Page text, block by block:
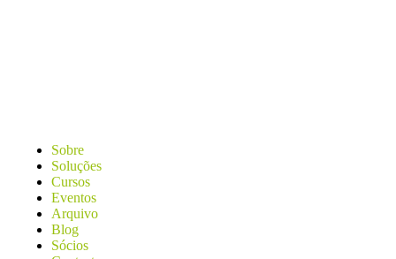
Sobre
Soluções
Cursos
Eventos
Arquivo
Blog
Sócios